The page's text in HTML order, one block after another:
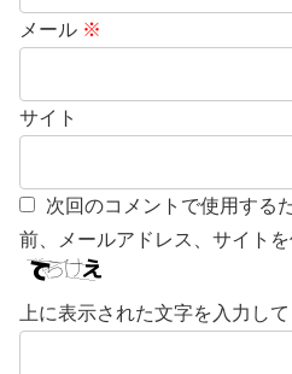
メール ※
サイト
次回のコメントで使用する
前、メールアドレス、サイトを
上に表示された文字を入力して